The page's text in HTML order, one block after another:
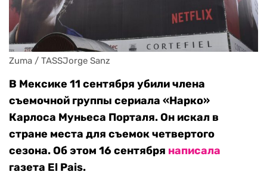
Zuma / TASSJorge Sanz
В Мексике 11 сентября убили члена
съемочной группы сериала «Нарко»
Карлоса Муньеса Порталя. Он искал в
стране места для съемок четвертого
сезона. Об этом 16 сентября написала
газета El Pais.